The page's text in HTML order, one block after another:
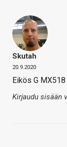
Skutah
20.9.2020
Eikös G
Kirjaudu sisään